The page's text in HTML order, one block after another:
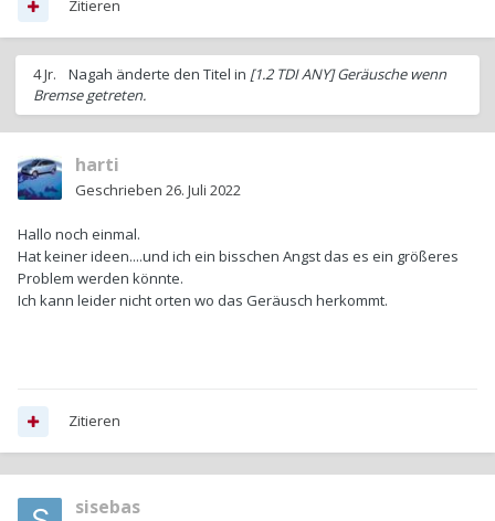
Zitieren
4 Jr. Nagah änderte den Titel in [1.2 TDI ANY] Geräusche wenn
Bremse getreten.
harti
Geschrieben 26. Juli 2022
Hallo noch einmal.
Hat keiner ideen....und ich ein bisschen Angst das es ein größeres
Problem werden könnte.
Ich kann leider nicht orten wo das Geräusch herkommt.
Zitieren
sisebas